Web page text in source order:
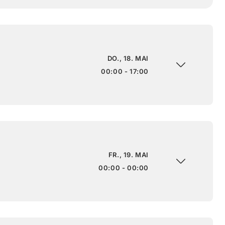
DO., 18. MAI
00:00 - 17:00
FR., 19. MAI
00:00 - 00:00